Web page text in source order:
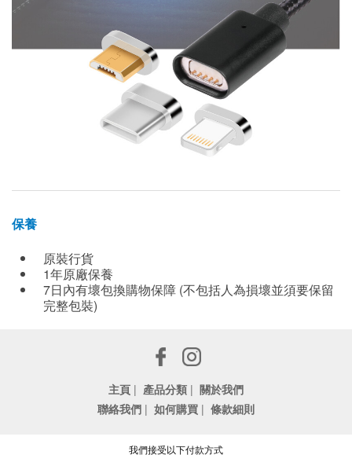
保養
原裝行貨
1年原廠保養
7日內有壞包換購物保障 (不包括人為損壞並須要保留
完整包裝)
主頁 | 產品分類 | 關於我們
聯絡我們 | 如何購買 | 條款細則
我們接受以下付款方式